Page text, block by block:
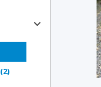
(2)